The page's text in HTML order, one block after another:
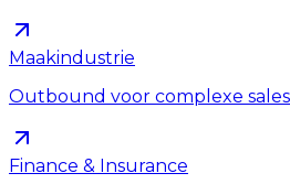
Maakindustrie
Outbound voor complexe
Finance & Insurance